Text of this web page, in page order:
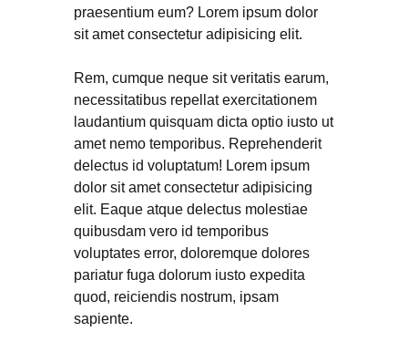
praesentium eum? Lorem ipsum dolor
sit amet consectetur adipisicing elit.
Rem, cumque neque sit veritatis earum,
necessitatibus repellat exercitationem
laudantium quisquam dicta optio iusto ut
amet nemo temporibus. Reprehenderit
delectus id voluptatum! Lorem ipsum
dolor sit amet consectetur adipisicing
elit. Eaque atque delectus molestiae
quibusdam vero id temporibus
voluptates error, doloremque dolores
pariatur fuga dolorum iusto expedita
quod, reiciendis nostrum, ipsam
sapiente.